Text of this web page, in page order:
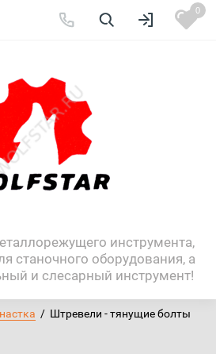
0
инструмента,
станочного оборудования, а
и слесарный инструмент!
  /  Штревели - тянущие болты